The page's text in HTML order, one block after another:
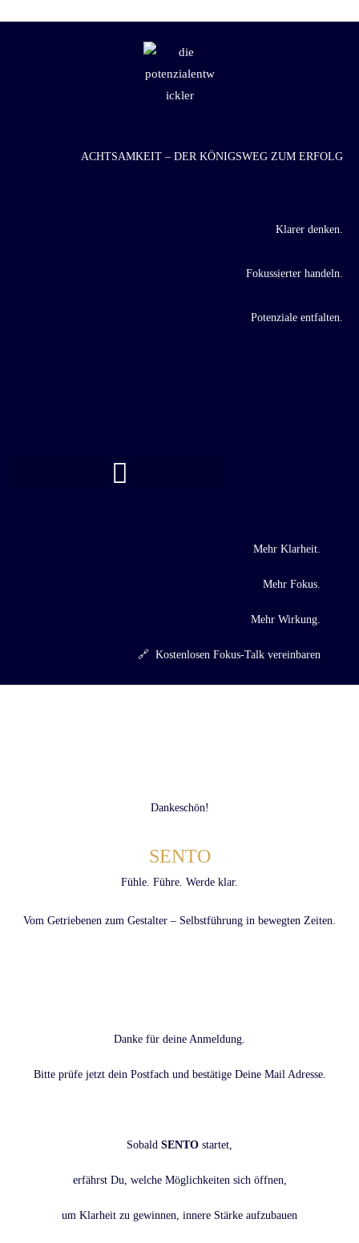
ACHTSAMKEIT – DER KÖNIGSWEG ZUM ERFOLG
Klarer denken.
Fokussierter handeln.
Potenziale entfalten.
Mehr Klarheit.
Mehr Fokus.
Mehr Wirkung.
🔗 Kostenlosen Fokus-Talk vereinbaren
Dankeschön!
SENTO
Fühle. Führe. Werde klar.
Vom Getriebenen zum Gestalter – Selbstführung in bewegten Zeiten.
Danke für deine Anmeldung.
Bitte prüfe jetzt dein Postfach und bestätige Deine Mail Adresse.
Sobald SENTO startet,
erfährst Du, welche Möglichkeiten sich öffnen,
um Klarheit zu gewinnen, innere Stärke aufzubauen